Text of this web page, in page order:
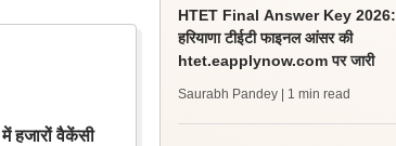
हजारों वैकेंसी
HTET Final Answer Key 2026:
हरियाणा टीईटी फाइनल आंसर की
htet.eapplynow.com पर जारी
Saurabh Pandey | 1 min read